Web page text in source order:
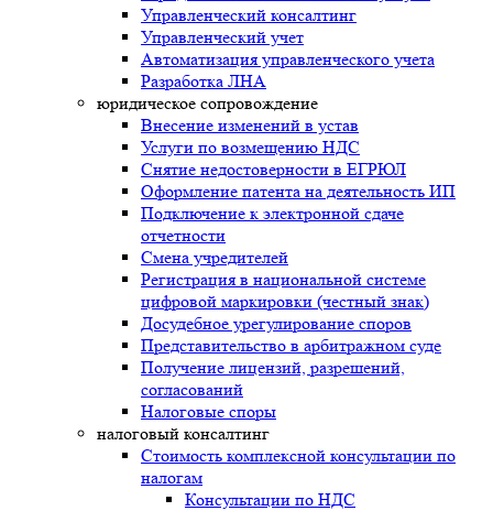
Управленческий консалтинг
Управленческий учет
Автоматизация управленческого учета
Разработка ЛНА
юридическое сопровождение
Внесение изменений в устав
Услуги по возмещению НДС
Снятие недостоверности в ЕГРЮЛ
Оформление патента на деятельность ИП
Подключение к электронной сдаче
отчетности
Смена учредителей
Регистрация в национальной системе
цифровой маркировки (честный знак)
Досудебное урегулирование споров
Представительство в арбитражном суде
Получение лицензий, разрешений,
согласований
Налоговые споры
налоговый консалтинг
Стоимость комплексной консультации по
налогам
Консультации по НДС